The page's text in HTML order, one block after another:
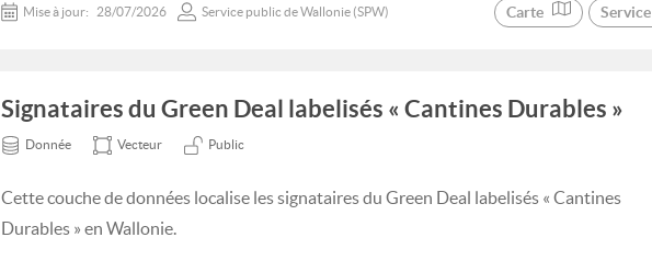
Mise à jour: 28/07/2026 Service public de Wallonie (SPW) Carte Service
Signataires du Green Deal labelisés « Cantines Durables »
Donnée Vecteur Public
Cette couche de données localise les signataires du Green Deal labelisés « Cantines
Durables » en Wallonie.